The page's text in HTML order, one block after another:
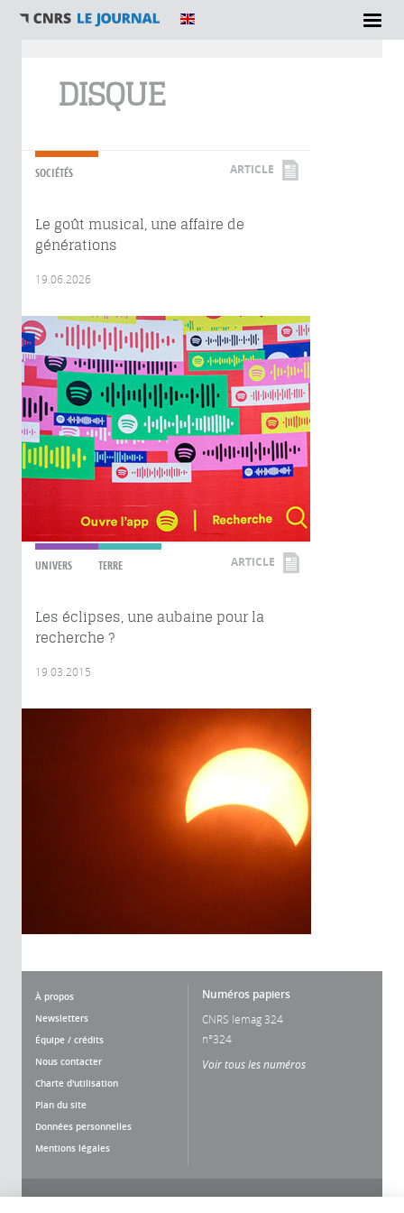
DISQUE
SOCIÉTÉS ARTICLE
Le goût musical, une affaire de
générations
19.06.2026
UNIVERS TERRE ARTICLE
Les éclipses, une aubaine pour la
recherche ?
19.03.2015
À propos
Newsletters
Équipe / crédits
Nous contacter
Charte d'utilisation
Plan du site
Données personnelles
Mentions légales
Numéros papiers
CNRS lemag 324
n°324
Voir tous les numéros